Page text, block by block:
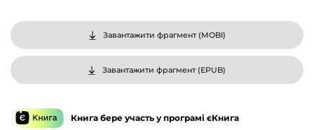
Завантажити фрагмент (MOBI)
Завантажити фрагмент (EPUB)
Книга бере участь у програмі єКнига